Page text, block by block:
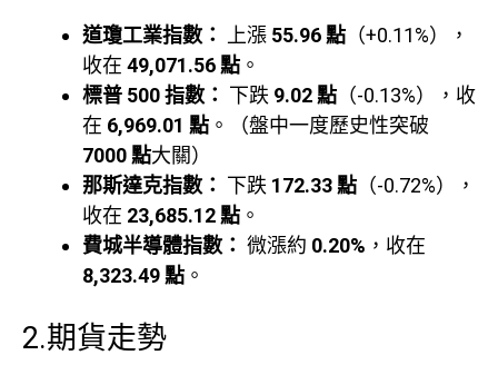
道瓊工業指數： 上漲 55.96 點 （+0.11%），
收在 49,071.56 點 。
標普 500 指數： 下跌 9.02 點 （-0.13%），收
在 6,969.01 點 。（盤中一度歷史性突破
7000 點大關）
那斯達克指數： 下跌 172.33 點 （-0.72%），
收在 23,685.12 點 。
費城半導體指數： 微漲約 0.20% ，收在
8,323.49 點 。
2.期貨走勢